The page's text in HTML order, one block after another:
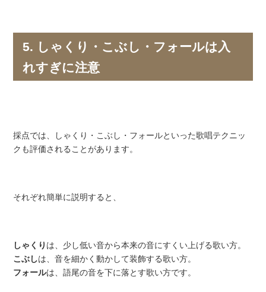
5. しゃくり・こぶし・フォールは入
れすぎに注意
採点では、しゃくり・こぶし・フォールといった歌唱テクニッ
クも評価されることがあります。
それぞれ簡単に説明すると、
しゃくり は、少し低い音から本来の音にすくい上げる歌い方。
こぶしは、音を細かく動かして装飾する歌い方。
フォールは、語尾の音を下に落とす歌い方です。